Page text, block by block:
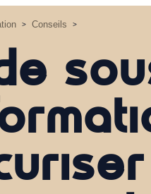
> Conseils >